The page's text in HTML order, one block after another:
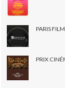
PARIS
PRIX